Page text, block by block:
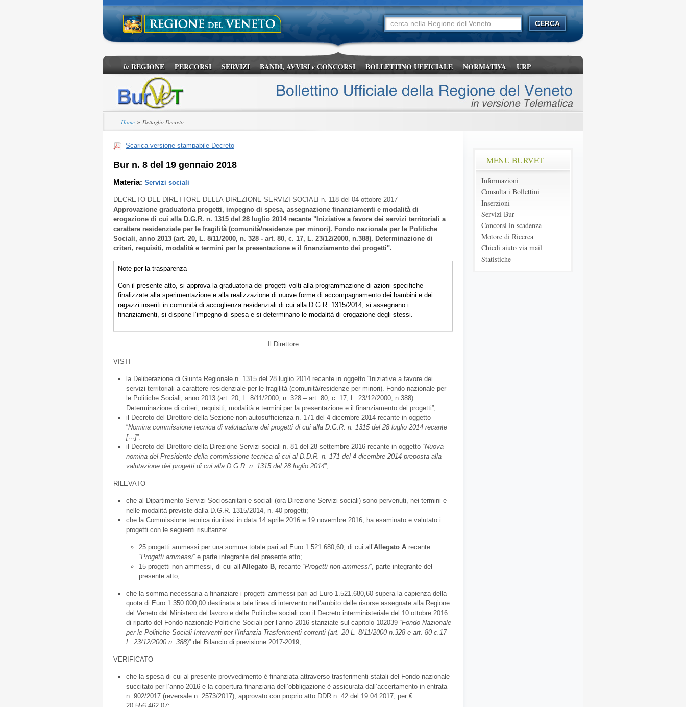
laREGIONE PERCORSI SERVIZI BANDI, AVVISIeCONCORSI BOLLETTINO UFFICIALE NORMATIVA URP
Home » Dettaglio Decreto
Scarica versione stampabile Decreto
Bur n. 8 del 19 gennaio 2018
Materia: Servizi sociali
DECRETO DEL DIRETTORE DELLA DIREZIONE SERVIZI SOCIALI n. 118 del 04 ottobre 2017
Approvazione graduatoria progetti, impegno di spesa, assegnazione finanziamenti e modalità di
erogazione di cui alla D.G.R. n. 1315 del 28 luglio 2014 recante "Iniziative a favore dei servizi territoriali a
carattere residenziale per le fragilità (comunità/residenze per minori). Fondo nazionale per le Politiche
Sociali, anno 2013 (art. 20, L. 8/11/2000, n. 328 - art. 80, c. 17, L. 23/12/2000, n.388). Determinazione di
criteri, requisiti, modalità e termini per la presentazione e il finanziamento dei progetti".
Note per la trasparenza
Con il presente atto, si approva la graduatoria dei progetti volti alla programmazione di azioni specifiche
finalizzate alla sperimentazione e alla realizzazione di nuove forme di accompagnamento dei bambini e dei
ragazzi inseriti in comunità di accoglienza residenziali di cui alla D.G.R. 1315/2014, si assegnano i
finanziamenti, si dispone l’impegno di spesa e si determinano le modalità di erogazione degli stessi.
Il Direttore
VISTI
la Deliberazione di Giunta Regionale n. 1315 del 28 luglio 2014 recante in oggetto “Iniziative a favore dei
servizi territoriali a carattere residenziale per le fragilità (comunità/residenze per minori). Fondo nazionale per
le Politiche Sociali, anno 2013 (art. 20, L. 8/11/2000, n. 328 – art. 80, c. 17, L. 23/12/2000, n.388).
Determinazione di criteri, requisiti, modalità e termini per la presentazione e il finanziamento dei progetti”;
il Decreto del Direttore della Sezione non autosufficienza n. 171 del 4 dicembre 2014 recante in oggetto
“Nomina commissione tecnica di valutazione dei progetti di cui alla D.G.R. n. 1315 del 28 luglio 2014 recante
[…]”;
il Decreto del Direttore della Direzione Servizi sociali n. 81 del 28 settembre 2016 recante in oggetto “Nuova
nomina del Presidente della commissione tecnica di cui al D.D.R. n. 171 del 4 dicembre 2014 preposta alla
valutazione dei progetti di cui alla D.G.R. n. 1315 del 28 luglio 2014”;
RILEVATO
che al Dipartimento Servizi Sociosanitari e sociali (ora Direzione Servizi sociali) sono pervenuti, nei termini e
nelle modalità previste dalla D.G.R. 1315/2014, n. 40 progetti;
che la Commissione tecnica riunitasi in data 14 aprile 2016 e 19 novembre 2016, ha esaminato e valutato i
progetti con le seguenti risultanze:
25 progetti ammessi per una somma totale pari ad Euro 1.521.680,60, di cui all’Allegato A recante
“Progetti ammessi” e parte integrante del presente atto;
15 progetti non ammessi, di cui all’Allegato B, recante “Progetti non ammessi”, parte integrante del
presente atto;
che la somma necessaria a finanziare i progetti ammessi pari ad Euro 1.521.680,60 supera la capienza della
quota di Euro 1.350.000,00 destinata a tale linea di intervento nell’ambito delle risorse assegnate alla Regione
del Veneto dal Ministero del lavoro e delle Politiche sociali con il Decreto interministeriale del 10 ottobre 2016
di riparto del Fondo nazionale Politiche Sociali per l’anno 2016 stanziate sul capitolo 102039 “Fondo Nazionale
per le Politiche Sociali-Interventi per l’Infanzia-Trasferimenti correnti (art. 20 L. 8/11/2000 n.328 e art. 80 c.17
L. 23/12/2000 n. 388)” del Bilancio di previsione 2017-2019;
VERIFICATO
che la spesa di cui al presente provvedimento è finanziata attraverso trasferimenti statali del Fondo nazionale
succitato per l’anno 2016 e la copertura finanziaria dell’obbligazione è assicurata dall’accertamento in entrata
n. 902/2017 (reversale n. 2573/2017), approvato con proprio atto DDR n. 42 del 19.04.2017, per €
MENU BURVET
Informazioni
Consulta i Bollettini
Inserzioni
Servizi Bur
Concorsi in scadenza
Motore di Ricerca
Chiedi aiuto via mail
Statistiche